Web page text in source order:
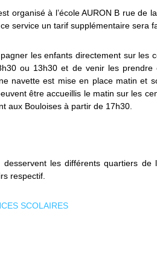
organisé à l’école AURON B rue de
service un tarif supplémentaire sera
les enfants directement sur les
ou 13h30 et de venir les prendre
navette est mise en place matin et
être accueillis le matin sur les
aux Bouloises à partir de 17h30.
les différents quartiers
respectif.
SCOLAIRES